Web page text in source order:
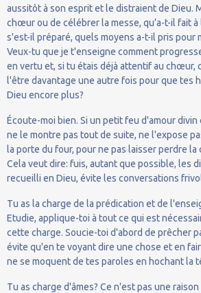
aussitôt à son esprit et le distraient de Dieu.
chœur ou de célébrer la messe, qu’a-t-il fait
s'est-il préparé, quels moyens a-t-il pris pour
Veux-tu que je t'enseigne comment
en vertu et, si tu étais déjà attentif au chœur,
l'être davantage une autre fois pour que tes
Dieu encore plus?
Écoute-moi bien. Si un petit feu d'amour divin
ne le montre pas tout de suite, ne l'expose
la porte du four, pour ne pas laisser perdre la
Cela veut dire: fuis, autant que possible, les
recueilli en Dieu, évite les conversations
Tu as la charge de la prédication et de
Etudie, applique-toi à tout ce qui est
cette charge. Soucie-toi d'abord de prêcher
évite qu'en te voyant dire une chose et en
ne se moquent de tes paroles en hochant la
Tu as charge d'âmes? Ce n'est pas une